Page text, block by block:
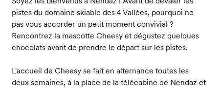
pistes du domaine skiable des 4 Vallées, pourquoi ne
pas vous accorder un petit moment convivial ?
Rencontrez la mascotte Cheesy et dégustez quelques
chocolats avant de prendre le départ sur les pistes.
L'accueil de Cheesy se fait en alternance toutes les
deux semaines, à la place de la télécabine de Nendaz et